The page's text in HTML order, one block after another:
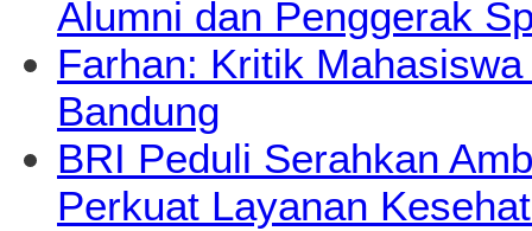
Alumni dan Penggerak
Farhan: Kritik
Bandung
BRI Peduli Serahkan
Perkuat Layanan